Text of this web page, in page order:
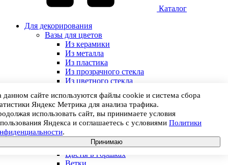
Каталог
Для декорирования
Вазы для цветов
Из керамики
Из металла
Из пластика
Из прозрачного стекла
Из цветного стекла
Блюда, подставки декоративные
Другие декоративные изделия
Фигуры декоративные
Фонари
Искусственные растения
Цветы
Цветы в горшках
данном сайте используются файлы cookie и система сбора
Яндекс Метрика для анализа трафика.
использовать сайт, вы принимаете условия
Яндекса и соглашаетесь с условиями Политики
.
Принимаю